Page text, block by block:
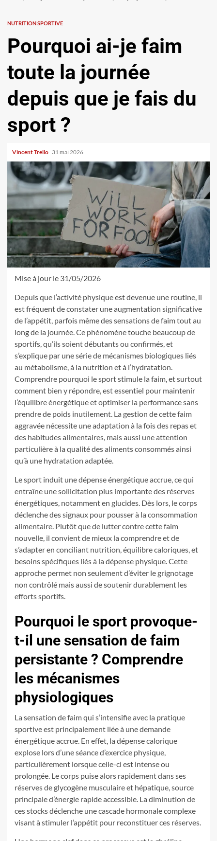
NUTRITION SPORTIVE
Pourquoi ai-je faim
toute la journée
depuis que je fais du
sport ?
Vincent Trello 31 mai 2026
Mise à jour le 31/05/2026
Depuis que l’activité physique est devenue une routine, il
est fréquent de constater une augmentation significative
de l’appétit, parfois même des sensations de faim tout au
long de la journée. Ce phénomène touche beaucoup de
sportifs, qu’ils soient débutants ou confirmés, et
s’explique par une série de mécanismes biologiques liés
au métabolisme, à la nutrition et à l’hydratation.
Comprendre pourquoi le sport stimule la faim, et surtout
comment bien y répondre, est essentiel pour maintenir
l’équilibre énergétique et optimiser la performance sans
prendre de poids inutilement. La gestion de cette faim
aggravée nécessite une adaptation à la fois des repas et
des habitudes alimentaires, mais aussi une attention
particulière à la qualité des aliments consommés ainsi
qu’à une hydratation adaptée.
Le sport induit une dépense énergétique accrue, ce qui
entraîne une sollicitation plus importante des réserves
énergétiques, notamment en glucides. Dès lors, le corps
déclenche des signaux pour pousser à la consommation
alimentaire. Plutôt que de lutter contre cette faim
nouvelle, il convient de mieux la comprendre et de
s’adapter en conciliant nutrition, équilibre caloriques, et
besoins spécifiques liés à la dépense physique. Cette
approche permet non seulement d’éviter le grignotage
non contrôlé mais aussi de soutenir durablement les
efforts sportifs.
Pourquoi le sport provoque-
t-il une sensation de faim
persistante ? Comprendre
les mécanismes
physiologiques
La sensation de faim qui s’intensifie avec la pratique
sportive est principalement liée à une demande
énergétique accrue. En effet, la dépense calorique
explose lors d’une séance d’exercice physique,
particulièrement lorsque celle-ci est intense ou
prolongée. Le corps puise alors rapidement dans ses
réserves de glycogène musculaire et hépatique, source
principale d’énergie rapide accessible. La diminution de
ces stocks déclenche une cascade hormonale complexe
visant à stimuler l’appétit pour reconstituer ces réserves.